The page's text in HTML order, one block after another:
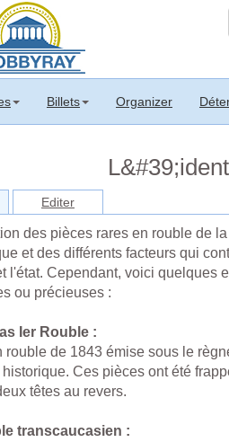
Billets Organizer
Editer
des pièces rares en rouble de
et des différents facteurs qui
l'état. Cependant, voici quelques
ou précieuses :
Ier Rouble :
rouble de 1843 émise sous le
Ces pièces ont été
têtes au revers.
transcaucasien :